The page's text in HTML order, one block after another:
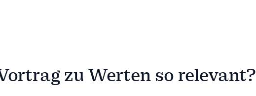
zu Werten so relevant?